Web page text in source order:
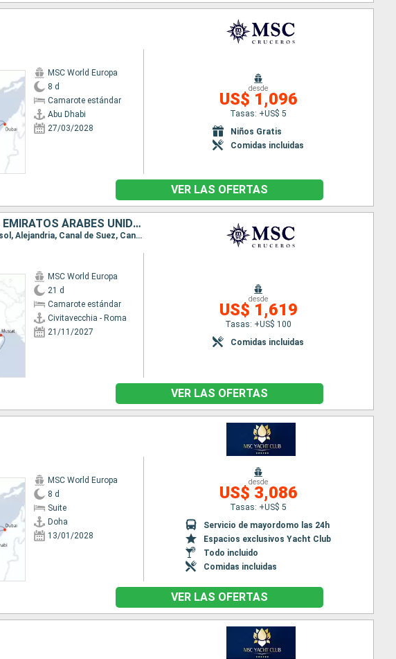
MSC World Europa
8 d
Camarote estándar
Abu Dhabi
27/03/2028
desde
US$ 1,096
Tasas: +US$ 5
Niños Gratis
Comidas incluidas
VER LAS OFERTAS
ITALIA, GRECIA, TURQUÍA, CHIPRE, EGIPTO, OMAN, QATAR, EMIRATOS ÁRABES UNIDOS
Itinerario : Civitavecchia - Roma, Nápoles, El Pireo Atenas, Marmaris, Limassol, Alejandria, Canal de Suez, Canal de suez (sortie), Muscat, Doha, Dubai
MSC World Europa
21 d
Camarote estándar
Civitavecchia - Roma
21/11/2027
desde
US$ 1,619
Tasas: +US$ 100
Comidas incluidas
VER LAS OFERTAS
MSC World Europa
8 d
Suite
Doha
13/01/2028
desde
US$ 3,086
Tasas: +US$ 5
Servicio de mayordomo las 24h
Espacios exclusivos Yacht Club
Todo incluido
Comidas incluidas
VER LAS OFERTAS